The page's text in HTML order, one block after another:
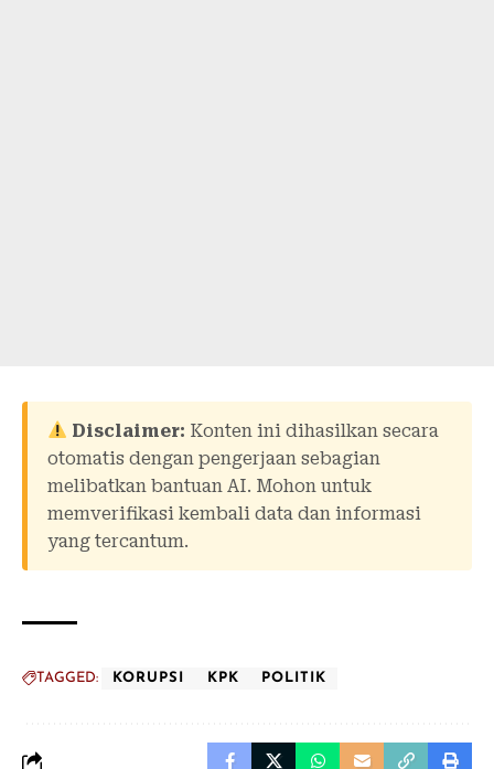
Disclaimer: Konten ini dihasilkan secara
otomatis dengan pengerjaan sebagian
melibatkan bantuan AI. Mohon untuk
memverifikasi kembali data dan informasi
yang tercantum.
TAGGED: KORUPSI KPK POLITIK